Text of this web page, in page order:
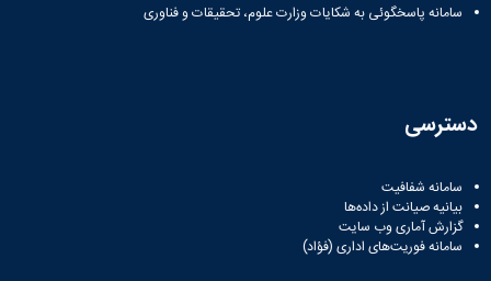
سامانه پاسخگوئی به شکایات وزارت علوم، تحقیقات و فناوری
دسترسی
سامانه شفافیت
بیانیه صیانت از داده‌ها
گزارش آماری وب‌ سایت
سامانه فوریت‌های اداری (فؤاد)